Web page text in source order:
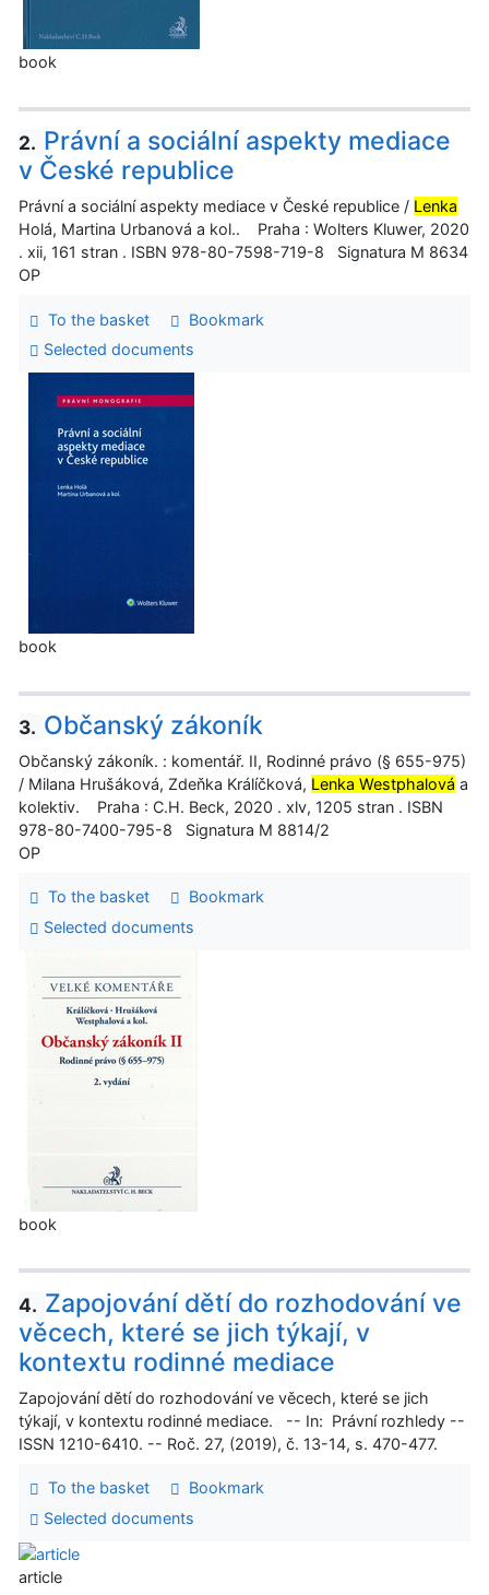
book
2. Právní a sociální aspekty mediace
v České republice
Právní a sociální aspekty mediace v České republice / Lenka
Holá, Martina Urbanová a kol.. Praha : Wolters Kluwer, 2020
. xii, 161 stran . ISBN 978-80-7598-719-8 Signatura M 8634
OP
To the basket
Bookmark
Selected documents
book
3. Občanský zákoník
Občanský zákoník. : komentář. II, Rodinné právo (§ 655-975)
/ Milana Hrušáková, Zdeňka Králíčková, Lenka Westphalová a
kolektiv. Praha : C.H. Beck, 2020 . xlv, 1205 stran . ISBN
978-80-7400-795-8 Signatura M 8814/2
OP
To the basket
Bookmark
Selected documents
book
4. Zapojování dětí do rozhodování ve
věcech, které se jich týkají, v
kontextu rodinné mediace
Zapojování dětí do rozhodování ve věcech, které se jich
týkají, v kontextu rodinné mediace. -- In: Právní rozhledy --
ISSN 1210-6410. -- Roč. 27, (2019), č. 13-14, s. 470-477.
To the basket
Bookmark
Selected documents
article